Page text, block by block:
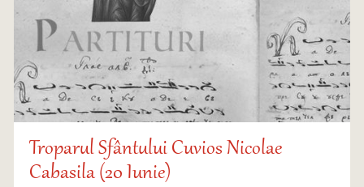
Troparul Sfântului Cuvios Nicolae
Cabasila (20 Iunie)